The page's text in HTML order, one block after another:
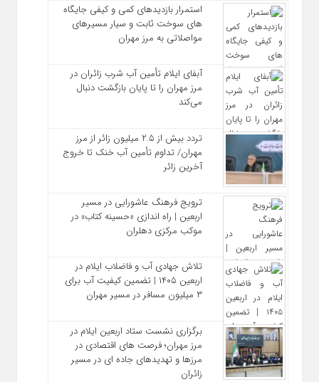
استمرار بازدیدهای کمی و کیفی جایگاه‌
های سوخت ثابت و سیار مسیرهای
مواصلاتی به مرز مهران
آبفای ایلام تأمین آب شرب زائران در
مرز مهران را تا پایان بازگشت دنبال
می‌کند
تردد بیش از ۲.۵ میلیون زائر از مرز
مهران/ تداوم تأمین آب خنک تا خروج
آخرین زائر
ترویج فرهنگ عاشورایی در مسیر
اربعین | راه‌ اندازی «حسینه کتاب» در
موکب مرکزی دهلران
تلاش جهادی آب و فاضلاب ایلام در
اربعین ۱۴۰۵ | تضمین کیفیت آب برای
۳ میلیون مسافر در مسیر مهران
برگزاری نشست ستاد اربعین ایلام در
مرز مهران؛ فرصت‌ های اقتصادی در
مرزها و تهدیدهای جاده‌ ای در مسیر
زائران